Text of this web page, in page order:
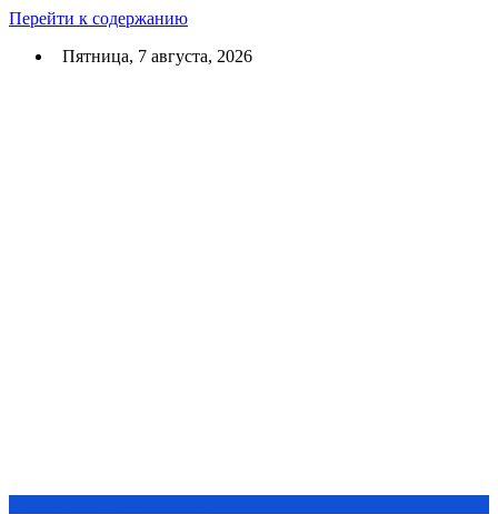
Перейти к содержанию
Пятница, 7 августа, 2026